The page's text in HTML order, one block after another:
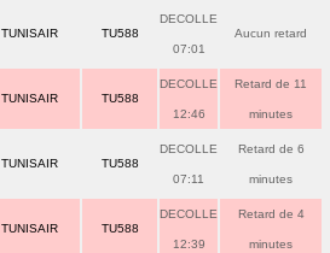
TUNISAIR TU588
DECOLLE
07:01
Aucun retard
TUNISAIR TU588
DECOLLE
12:46
Retard de 11
minutes
TUNISAIR TU588
DECOLLE
07:11
Retard de 6
minutes
TUNISAIR TU588
DECOLLE
12:39
Retard de 4
minutes